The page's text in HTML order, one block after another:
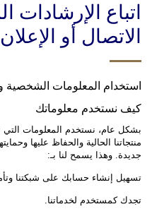
اتباع الإرشادات
الاتصال أو
استخدام المعلومات الشخصية
كيف نستخدم معلوماتك
بشكل عام، نستخدم المعلومات التي
منتجاتنا الحالية والحفاظ عليها
جديدة. وهذا يسمح لنا بـ:
تسهيل إنشاء حسابك على شبكتنا
تجدك كمستخدم لخدماتنا.